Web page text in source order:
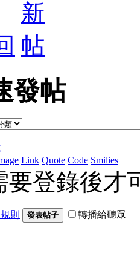
發帖
Link Quote Code Smilies
要登錄後才
則 發表帖子 轉播給聽眾